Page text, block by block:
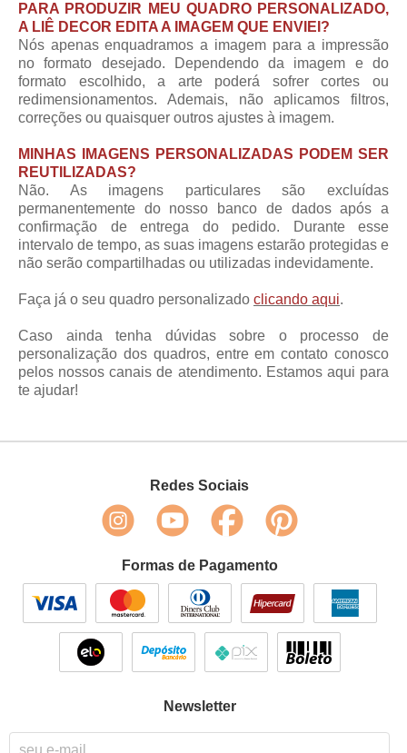
PARA PRODUZIR MEU QUADRO PERSONALIZADO,
A LIÊ DECOR EDITA A IMAGEM QUE ENVIEI?
Nós apenas enquadramos a imagem para a impressão
no formato desejado. Dependendo da imagem e do
formato escolhido, a arte poderá sofrer cortes ou
redimensionamentos. Ademais, não aplicamos filtros,
correções ou quaisquer outros ajustes à imagem.
MINHAS IMAGENS PERSONALIZADAS PODEM SER
REUTILIZADAS?
Não. As imagens particulares são excluídas
permanentemente do nosso banco de dados após a
confirmação de entrega do pedido. Durante esse
intervalo de tempo, as suas imagens estarão protegidas e
não serão compartilhadas ou utilizadas indevidamente.
Faça já o seu quadro personalizado clicando aqui.
Caso ainda tenha dúvidas sobre o processo de
personalização dos quadros, entre em contato conosco
pelos nossos canais de atendimento. Estamos aqui para
te ajudar!
Redes Sociais
Formas de Pagamento
Newsletter